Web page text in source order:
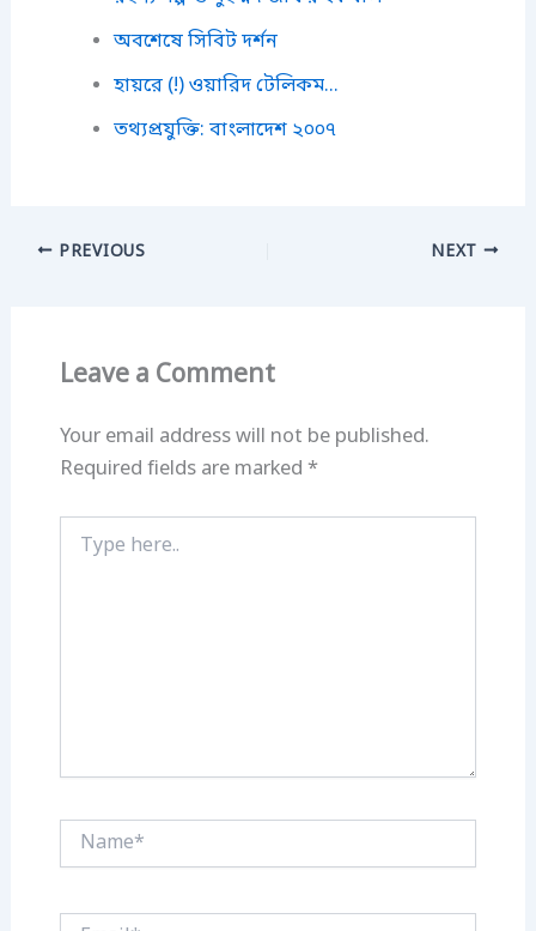
অবশেষে সিবিট দর্শন
হায়রে (!) ওয়ারিদ টেলিকম...
তথ্যপ্রযুক্তি: বাংলাদেশ ২০০৭
PREVIOUS NEXT
Leave a Comment
Your email address will not be published.
Required fields are marked *
here..
Name*
Email*